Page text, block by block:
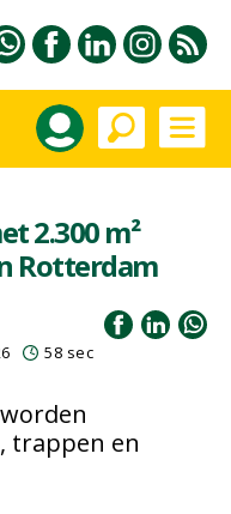
2.300 m²
Rotterdam
58 sec
trappen en